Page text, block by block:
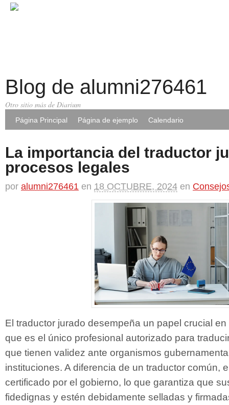
Blog de alumni276461
Otro sitio más de Diarium
Página Principal Página de ejemplo Calendario
La importancia del traductor
procesos legales
por alumni276461 en 18 OCTUBRE, 2024 en
El traductor jurado desempeña un papel crucial
que es el único profesional autorizado para
que tienen validez ante organismos
instituciones. A diferencia de un traductor común,
certificado por el gobierno, lo que garantiza que
fidedignas y estén debidamente selladas y